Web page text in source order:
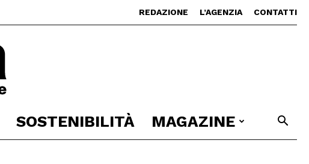
REDAZIONE L’AGENZIA CONTATTI
SOSTENIBILITÀ MAGAZINE